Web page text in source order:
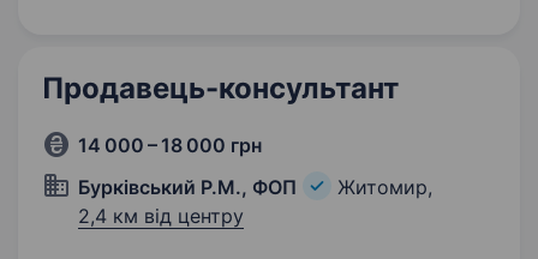
Продавець-консультант
14 000 – 18 000 грн
Бурківський Р.М., ФОП
Житомир,
2,4 км від центру